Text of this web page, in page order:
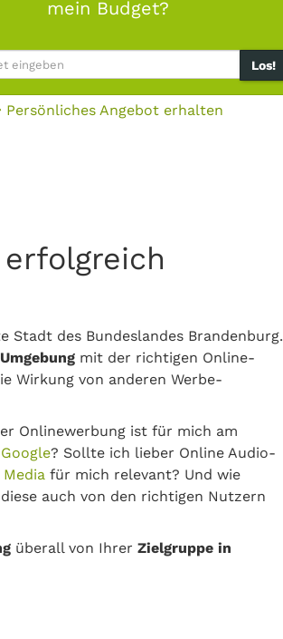
mein Budget?
Los!
Persönliches Angebot erhalten
Stadt des Bundeslandes Brandenburg.
mit der richtigen Online-
Wirkung von anderen Werbe-
Onlinewerbung ist für mich am
? Sollte ich lieber Online Audio-
Media für mich relevant? Und wie
auch von den richtigen Nutzern
überall von Ihrer Zielgruppe in